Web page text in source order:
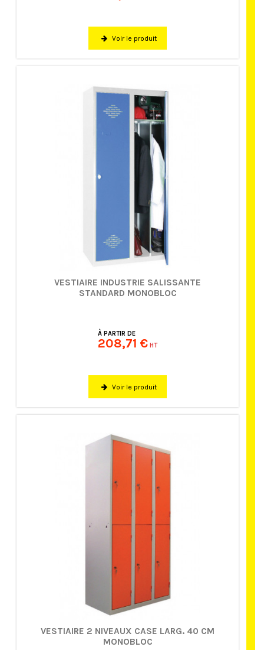
Voir le produit
VESTIAIRE INDUSTRIE SALISSANTE
STANDARD MONOBLOC
À PARTIR DE
208,71 € HT
Voir le produit
VESTIAIRE 2 NIVEAUX CASE LARG. 40 CM
MONOBLOC